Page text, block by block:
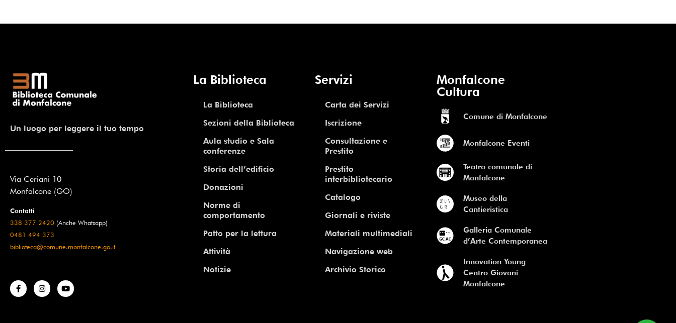
Un luogo per leggere il tuo tempo
Via Ceriani 10
Monfalcone (GO)
Contatti
338 377 2420 (Anche Whatsapp)
0481 494 373
biblioteca@comune.monfalcone.go.it
La Biblioteca
La Biblioteca
Sezioni della Biblioteca
Aula studio e Sala
conferenze
Storia dell’edificio
Donazioni
Norme di
comportamento
Patto per la lettura
Attività
Notizie
Servizi
Carta dei Servizi
Iscrizione
Consultazione e
Prestito
Prestito
interbibliotecario
Catalogo
Giornali e riviste
Materiali multimediali
Navigazione web
Archivio Storico
Monfalcone
Cultura
Comune di Monfalcone
Monfalcone Eventi
Teatro comunale di
Monfalcone
Museo della
Cantieristica
Galleria Comunale
d’Arte Contemporanea
Innovation Young
Centro Giovani
Monfalcone